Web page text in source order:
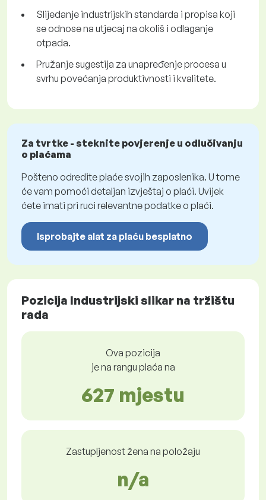
Slijedanje industrijskih standarda i propisa koji
se odnose na utjecaj na okoliš i odlaganje
otpada.
Pružanje sugestija za unapređenje procesa u
svrhu povećanja produktivnosti i kvalitete.
Za tvrtke - steknite povjerenje u odlučivanju
o plaćama
Pošteno odredite plaće svojih zaposlenika. U tome
će vam pomoći detaljan izvještaj o plaći. Uvijek
ćete imati pri ruci relevantne podatke o plaći.
Isprobajte alat za plaću besplatno
Pozicija Industrijski slikar na tržištu
rada
Ova pozicija
je na rangu plaća na
627 mjestu
Zastupljenost žena na položaju
n/a